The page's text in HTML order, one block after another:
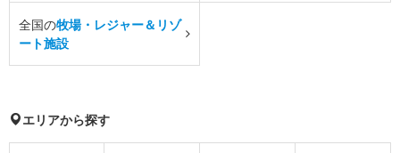
全国の牧場・レジャー＆リゾ
ート施設
エリアから探す